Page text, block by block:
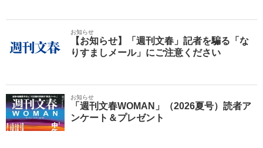
お知らせ
【お知らせ】「週刊文春」記者を騙る「な
りすましメール」にご注意ください
お知らせ
「週刊文春WOMAN」（2026夏号）読者ア
ンケート＆プレゼント